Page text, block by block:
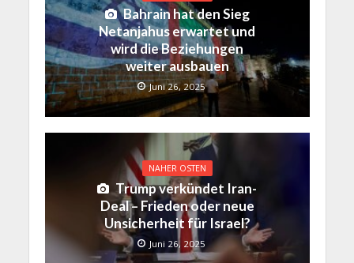
Bahrain hat den Sieg
Netanjahus erwartet und
wird die Beziehungen
weiter ausbauen
Juni 26, 2025
NAHER OSTEN
Trump verkündet Iran-
Deal – Frieden oder neue
Unsicherheit für Israel?
Juni 26, 2025